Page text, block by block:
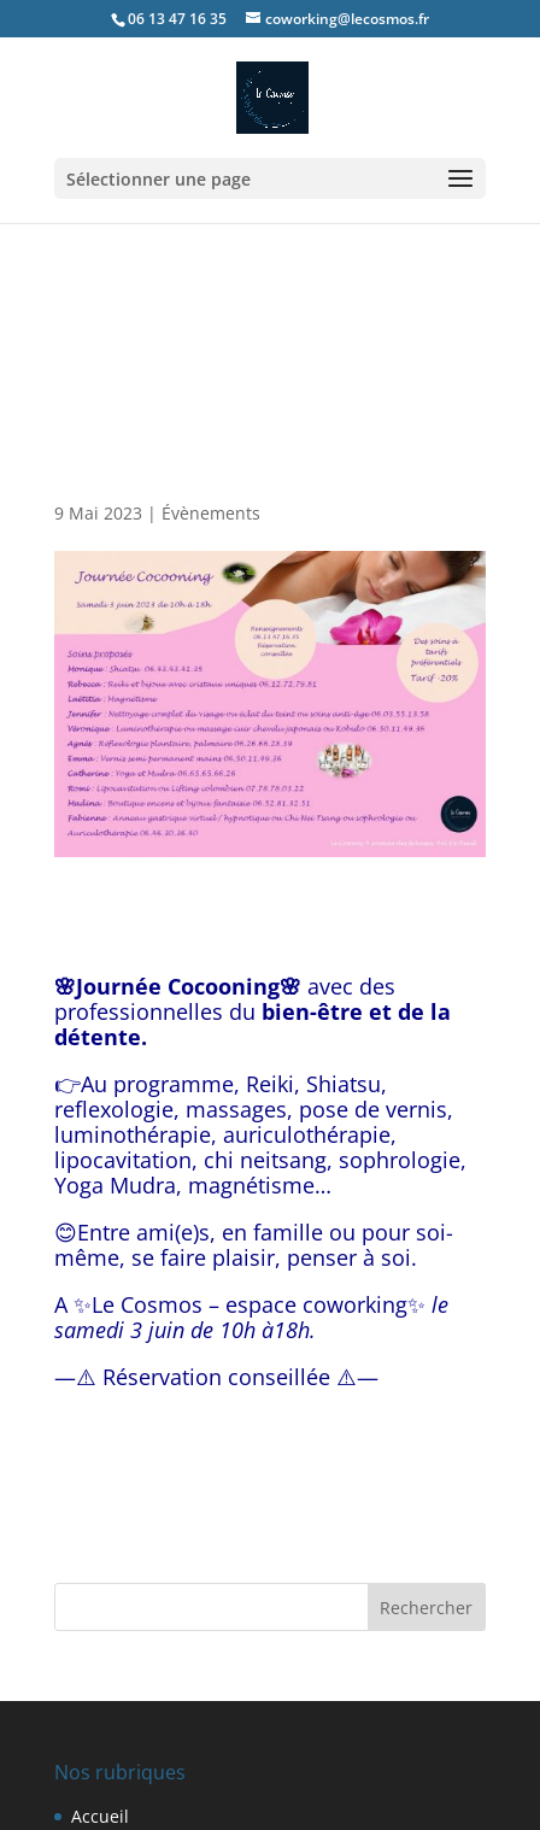
06 13 47 16 35 coworking@lecosmos.fr
Sélectionner une page
9 Mai 2023 | Évènements
🌸Journée Cocooning🌸 avec des
professionnelles du bien-être et de la
détente.
👉Au programme, Reiki, Shiatsu,
reflexologie, massages, pose de vernis,
luminothérapie, auriculothérapie,
lipocavitation, chi neitsang, sophrologie,
Yoga Mudra, magnétisme…
😊Entre ami(e)s, en famille ou pour soi-
même, se faire plaisir, penser à soi.
A ✨Le Cosmos – espace coworking✨ le
samedi 3 juin de 10h à18h.
—⚠️ Réservation conseillée ⚠️—
Rechercher
Nos rubriques
Accueil